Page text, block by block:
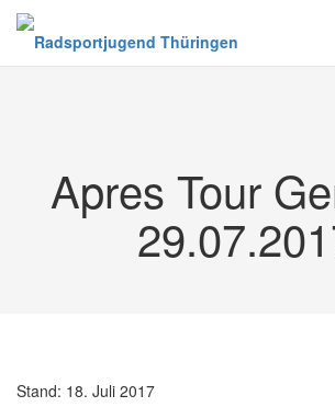
Zum
Inhalt
springen
Apres Tour
Stand: 18. Juli 2017